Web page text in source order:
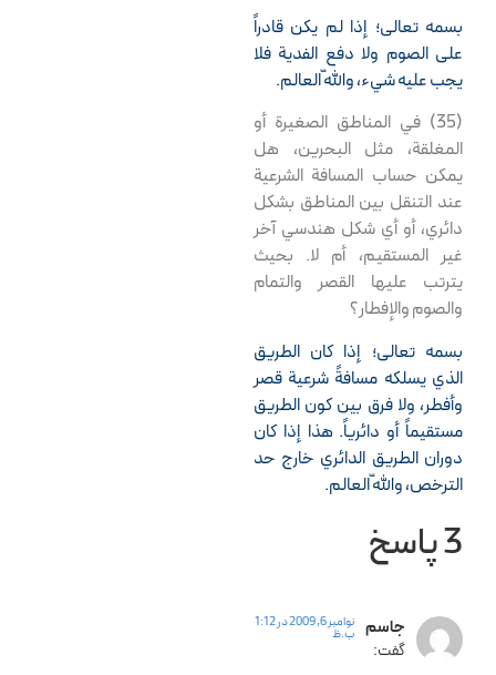
بسمه تعالى؛ إذا لم يكن قادراً
على الصوم ولا دفع الفدية فلا
يجب عليه شيء، واللّه العالم.
(35) في المناطق الصغيرة أو
المغلقة، مثل البحرين، هل
يمكن حساب المسافة الشرعية
عند التنقل بين المناطق بشكل
دائري، أو أي شكل هندسي آخر
غير المستقيم، أم لا. بحيث
يترتب عليها القصر والتمام
والصوم والإفطار؟
بسمه تعالى؛ إذا كان الطريق
الذي يسلكه مسافةً شرعية قصر
وأفطر، ولا فرق بين كون الطريق
مستقيماً أو دائرياً. هذا إذا كان
دوران الطريق الدائري خارج حد
الترخص، واللّه العالم.
3 پاسخ
جاسم
گفت:
نوامبر 6, 2009 در 1:12
ب.ظ